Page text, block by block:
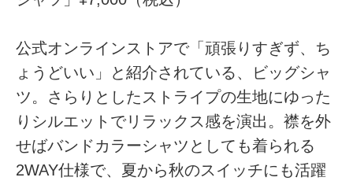
公式オンラインストアで「頑張りすぎず、ち
ょうどいい」と紹介されている、ビッグシャ
ツ。さらりとしたストライプの生地にゆった
りシルエットでリラックス感を演出。襟を外
せばバンドカラーシャツとしても着られる
2WAY仕様で、夏から秋のスイッチにも活躍